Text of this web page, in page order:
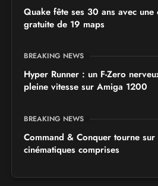
Quake fête ses 30 ans avec une
gratuite de 19 maps
BREAKING NEWS
Hyper Runner : un F-Zero
pleine vitesse sur Amiga 1200
BREAKING NEWS
Command & Conquer tourne sur
cinématiques comprises